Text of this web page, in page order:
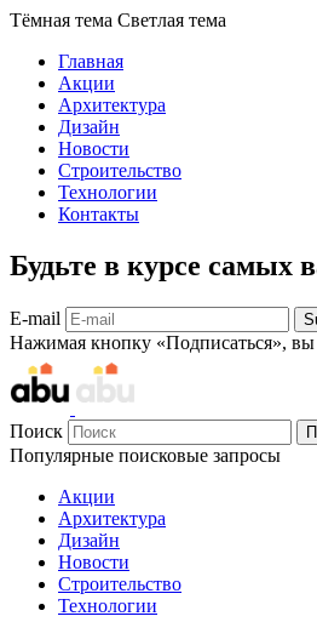
Тёмная тема Светлая тема
Главная
Акции
Архитектура
Дизайн
Новости
Строительство
Технологии
Контакты
Будьте в курсе самых
E-mail
Нажимая кнопку «Подписаться»,
Поиск
Популярные поисковые запросы
Акции
Архитектура
Дизайн
Новости
Строительство
Технологии